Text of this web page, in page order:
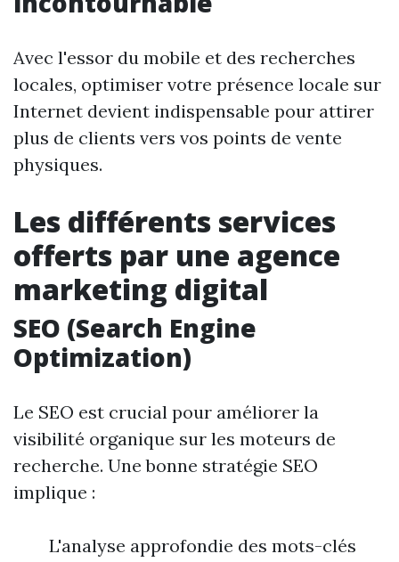
Avec l'essor du mobile et des recherches
locales, optimiser votre présence locale sur
Internet devient indispensable pour attirer
plus de clients vers vos points de vente
physiques.
Les différents services
offerts par une agence
marketing digital
SEO (Search Engine
Optimization)
Le SEO est crucial pour améliorer la
visibilité organique sur les moteurs de
recherche. Une bonne stratégie SEO
implique :
L'analyse approfondie des mots-clés